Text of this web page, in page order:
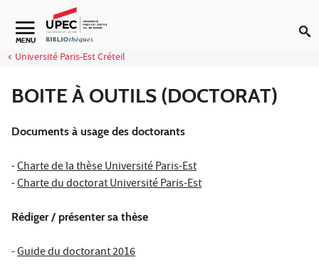
Aller au contenu
Navigation secondaire
MENU
Université Paris-Est Créteil
BOITE À OUTILS (DOCTORAT)
Documents à usage des doctorants
-Charte de la thèse Université Paris-Est
-Charte du doctorat Université Paris-Est
Rédiger / présenter sa thèse
-Guide du doctorant 2016